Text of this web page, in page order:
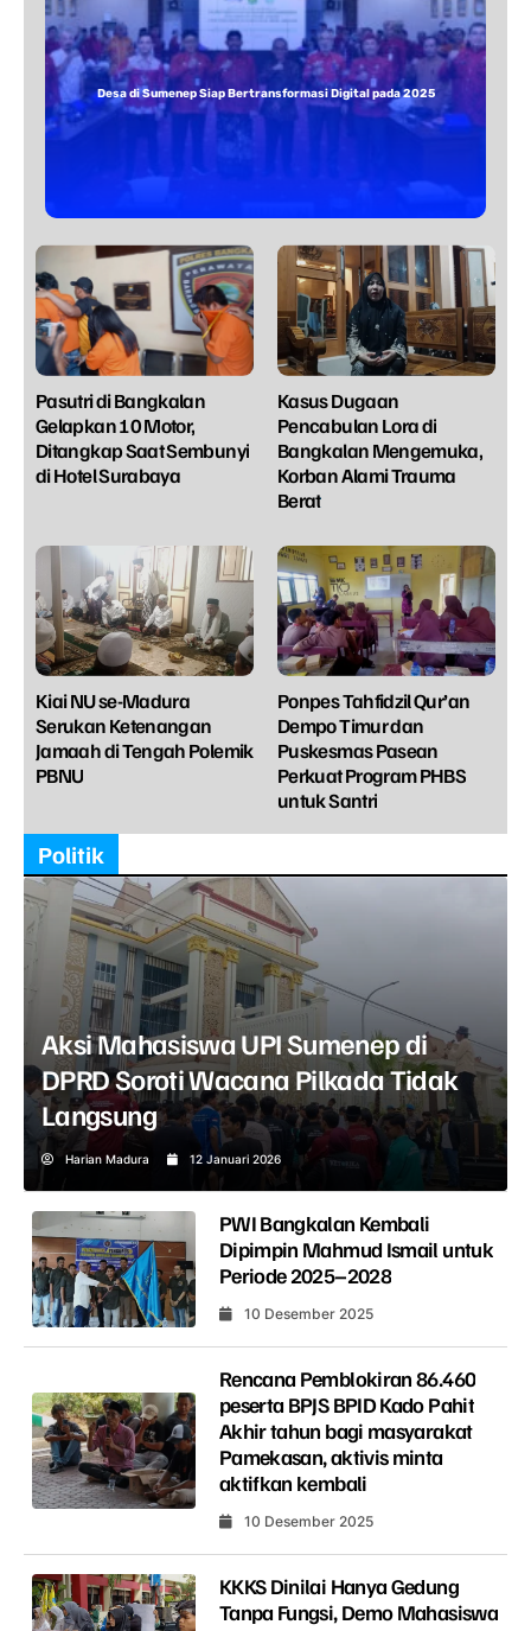
Pasutri di Bangkalan
Gelapkan 10 Motor,
Ditangkap Saat Sembunyi
di Hotel Surabaya
Kasus Dugaan
Pencabulan Lora di
Bangkalan Mengemuka,
Korban Alami Trauma
Berat
Kiai NU se-Madura
Serukan Ketenangan
Jamaah di Tengah Polemik
PBNU
Ponpes Tahfidzil Qur’an
Dempo Timur dan
Puskesmas Pasean
Perkuat Program PHBS
untuk Santri
Desa di Sumenep Siap Bertransformasi Digital pada 2025
Politik
Aksi Mahasiswa UPI Sumenep di
DPRD Soroti Wacana Pilkada Tidak
Langsung
Harian Madura 12 Januari 2026
PWI Bangkalan Kembali
Dipimpin Mahmud Ismail untuk
Periode 2025–2028
10 Desember 2025
Rencana Pemblokiran 86.460
peserta BPJS BPID Kado Pahit
Akhir tahun bagi masyarakat
Pamekasan, aktivis minta
aktifkan kembali
10 Desember 2025
KKKS Dinilai Hanya Gedung
Tanpa Fungsi, Demo Mahasiswa